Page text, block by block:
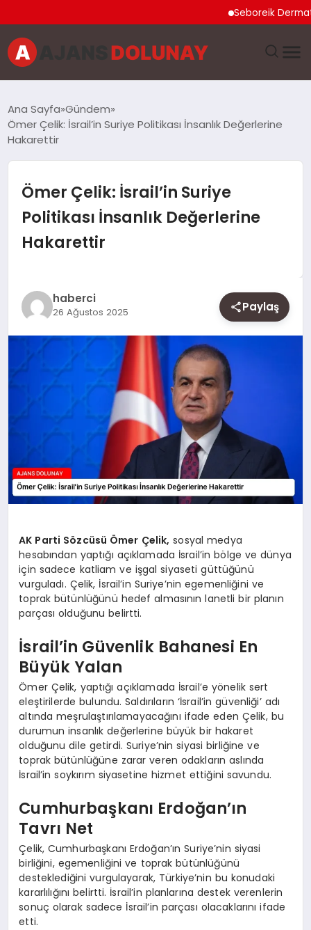
Seboreik Dermatit
EĞITIM
GÜNCEL
SAĞLIK
SIYASET
SPOR
Ana Sayfa Gündem
Ömer Çelik: İsrail’in Suriye Politikası İnsanlık Değerlerine
Hakarettir
Ömer Çelik: İsrail’in Suriye
Politikası İnsanlık Değerlerine
Hakarettir
haberci
26 Ağustos 2025 Paylaş
AK Parti Sözcüsü Ömer Çelik, sosyal medya
hesabından yaptığı açıklamada İsrail’in bölge ve dünya
için sadece katliam ve işgal siyaseti güttüğünü
vurguladı. Çelik, İsrail’in Suriye’nin egemenliğini ve
toprak bütünlüğünü hedef almasının lanetli bir planın
parçası olduğunu belirtti.
İsrail’in Güvenlik Bahanesi En
Büyük Yalan
Ömer Çelik, yaptığı açıklamada İsrail’e yönelik sert
eleştirilerde bulundu. Saldırıların ‘İsrail’in güvenliği’ adı
altında meşrulaştırılamayacağını ifade eden Çelik, bu
durumun insanlık değerlerine büyük bir hakaret
olduğunu dile getirdi. Suriye’nin siyasi birliğine ve
toprak bütünlüğüne zarar veren odakların aslında
İsrail’in soykırım siyasetine hizmet ettiğini savundu.
Cumhurbaşkanı Erdoğan’ın
Tavrı Net
Çelik, Cumhurbaşkanı Erdoğan’ın Suriye’nin siyasi
birliğini, egemenliğini ve toprak bütünlüğünü
desteklediğini vurgulayarak, Türkiye’nin bu konudaki
kararlılığını belirtti. İsrail’in planlarına destek verenlerin
sonuç olarak sadece İsrail’in parçası olacaklarını ifade
etti.